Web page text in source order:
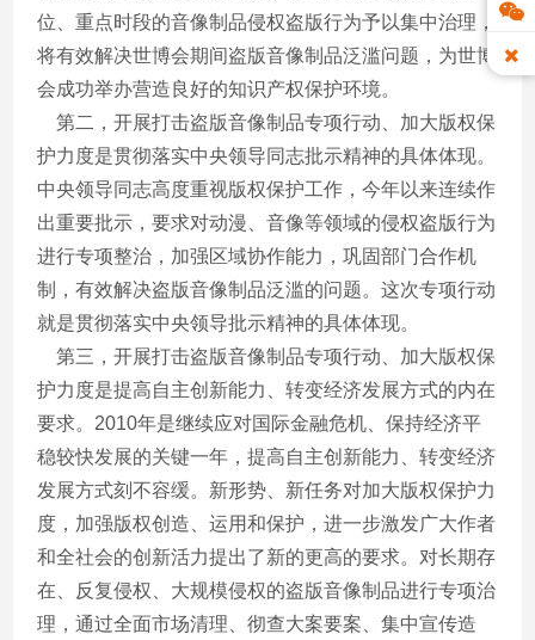
位、重点时段的音像制品侵权盗版行为予以集中治理，
将有效解决世博会期间盗版音像制品泛滥问题，为世博
会成功举办营造良好的知识产权保护环境。
第二，开展打击盗版音像制品专项行动、加大版权保
护力度是贯彻落实中央领导同志批示精神的具体体现。
中央领导同志高度重视版权保护工作，今年以来连续作
出重要批示，要求对动漫、音像等领域的侵权盗版行为
进行专项整治，加强区域协作能力，巩固部门合作机
制，有效解决盗版音像制品泛滥的问题。这次专项行动
就是贯彻落实中央领导批示精神的具体体现。
第三，开展打击盗版音像制品专项行动、加大版权保
护力度是提高自主创新能力、转变经济发展方式的内在
要求。2010年是继续应对国际金融危机、保持经济平
稳较快发展的关键一年，提高自主创新能力、转变经济
发展方式刻不容缓。新形势、新任务对加大版权保护力
度，加强版权创造、运用和保护，进一步激发广大作者
和全社会的创新活力提出了新的更高的要求。对长期存
在、反复侵权、大规模侵权的盗版音像制品进行专项治
理，通过全面市场清理、彻查大案要案、集中宣传造